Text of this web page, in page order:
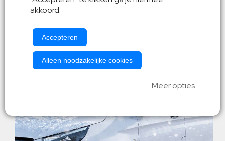
Wintersport aanbieding -
Personenbus
zorgeloos op wintersport
akkoord.
Accepteren
Alleen noodzakelijke cookies
Meer opties